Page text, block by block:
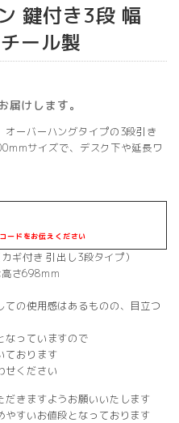
鍵付き3段 幅
ール製
けします。
オーバーハングタイプの3段引き
サイズで、デスク下や延長ワ
ードをお伝えください
ギ付き 引出し3段タイプ）
さ698mm
ての使用感はあるものの、目立つ
なっていますので
ております
せください
きますようお願いいたします
すいお値段となっております